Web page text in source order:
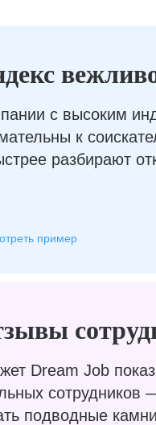
Dream Job
сотрудников
подводные
с высоким
к
разбирают
пример